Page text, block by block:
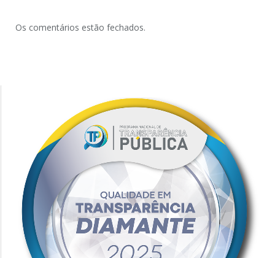
Os comentários estão fechados.